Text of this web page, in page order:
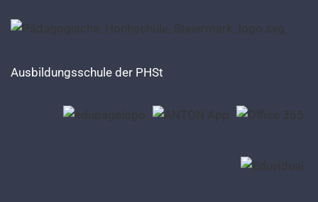
Ausbildungsschule der PHSt